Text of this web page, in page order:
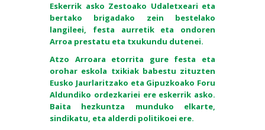
Eskerrik asko Zestoako Udaletxeari eta
bertako brigadako zein bestelako
langileei, festa aurretik eta ondoren
Arroa prestatu eta txukundu dutenei.
Atzo Arroara etorrita gure festa eta
orohar eskola txikiak babestu zituzten
Eusko Jaurlaritzako eta Gipuzkoako Foru
Aldundiko ordezkariei ere eskerrik asko.
Baita hezkuntza munduko elkarte,
sindikatu, eta alderdi politikoei ere.